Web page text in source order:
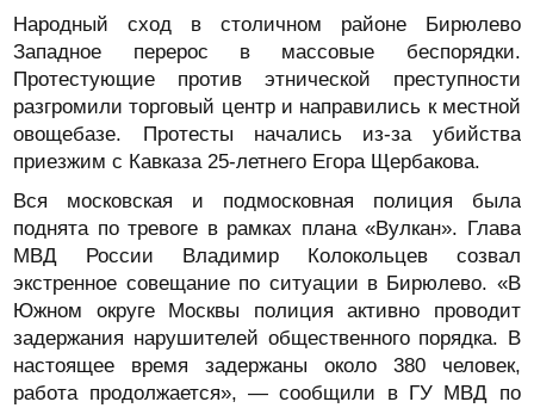
Народный сход в столичном районе Бирюлево
Западное перерос в массовые беспорядки.
Протестующие против этнической преступности
разгромили торговый центр и направились к местной
овощебазе. Протесты начались из-за убийства
приезжим с Кавказа 25-летнего Егора Щербакова.
Вся московская и подмосковная полиция была
поднята по тревоге в рамках плана «Вулкан». Глава
МВД России Владимир Колокольцев созвал
экстренное совещание по ситуации в Бирюлево. «В
Южном округе Москвы полиция активно проводит
задержания нарушителей общественного порядка. В
настоящее время задержаны около 380 человек,
работа продолжается», — сообщили в ГУ МВД по